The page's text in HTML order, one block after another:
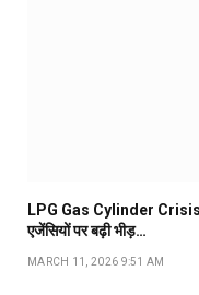
LPG Gas Cylinder Crisis
एजेंसियों पर बढ़ी भीड़…
MARCH 11, 2026 9:51 AM